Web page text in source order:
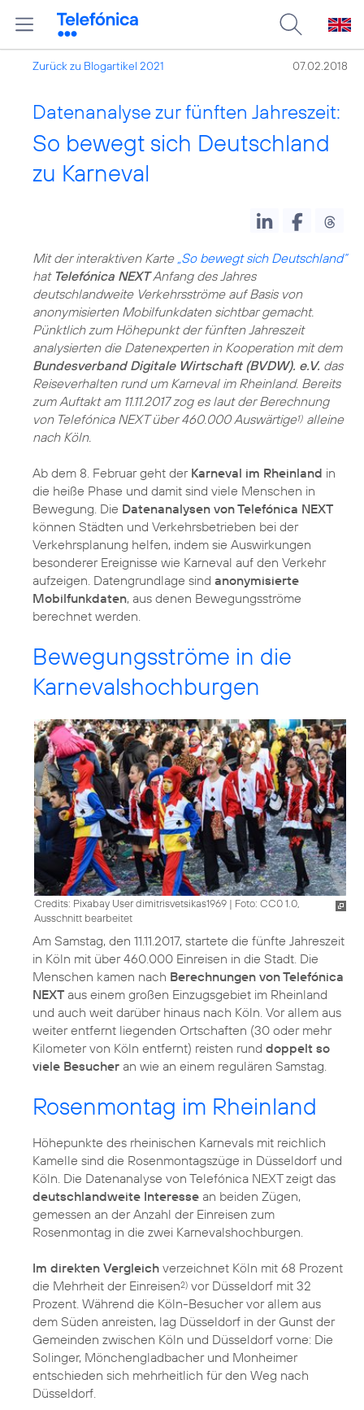
Zurück zu Blogartikel 2021 07.02.2018
Datenanalyse zur fünften Jahreszeit:
So bewegt sich Deutschland
zu Karneval
Mit der interaktiven Karte „So bewegt sich Deutschland“
hat Telefónica NEXTAnfang des Jahres
deutschlandweite Verkehrsströme auf Basis von
anonymisierten Mobilfunkdaten sichtbar gemacht.
Pünktlich zum Höhepunkt der fünften Jahreszeit
analysierten die Datenexperten in Kooperation mit dem
Bundesverband Digitale Wirtschaft (BVDW). e.V. das
Reiseverhalten rund um Karneval im Rheinland. Bereits
zum Auftakt am 11.11.2017 zog es laut der Berechnung
von Telefónica NEXT über 460.000 Auswärtige1) alleine
nach Köln.
Ab dem 8. Februar geht der Karneval im Rheinland in
die heiße Phase und damit sind viele Menschen in
Bewegung. Die Datenanalysen von Telefónica NEXT
können Städten und Verkehrsbetrieben bei der
Verkehrsplanung helfen, indem sie Auswirkungen
besonderer Ereignisse wie Karneval auf den Verkehr
aufzeigen. Datengrundlage sind anonymisierte
Mobilfunkdaten, aus denen Bewegungsströme
berechnet werden.
Bewegungsströme in die
Karnevalshochburgen
Credits: Pixabay User dimitrisvetsikas1969 | Foto: CC0 1.0,
Ausschnitt bearbeitet
Am Samstag, den 11.11.2017, startete die fünfte Jahreszeit
in Köln mit über 460.000 Einreisen in die Stadt. Die
Menschen kamen nach Berechnungen von Telefónica
NEXT aus einem großen Einzugsgebiet im Rheinland
und auch weit darüber hinaus nach Köln. Vor allem aus
weiter entfernt liegenden Ortschaften (30 oder mehr
Kilometer von Köln entfernt) reisten rund doppelt so
viele Besucher an wie an einem regulären Samstag.
Rosenmontag im Rheinland
Höhepunkte des rheinischen Karnevals mit reichlich
Kamelle sind die Rosenmontagszüge in Düsseldorf und
Köln. Die Datenanalyse von Telefónica NEXT zeigt das
deutschlandweite Interesse an beiden Zügen,
gemessen an der Anzahl der Einreisen zum
Rosenmontag in die zwei Karnevalshochburgen.
Im direkten Vergleich verzeichnet Köln mit 68 Prozent
die Mehrheit der Einreisen2) vor Düsseldorf mit 32
Prozent. Während die Köln-Besucher vor allem aus
dem Süden anreisten, lag Düsseldorf in der Gunst der
Gemeinden zwischen Köln und Düsseldorf vorne: Die
Solinger, Mönchengladbacher und Monheimer
entschieden sich mehrheitlich für den Weg nach
Düsseldorf.